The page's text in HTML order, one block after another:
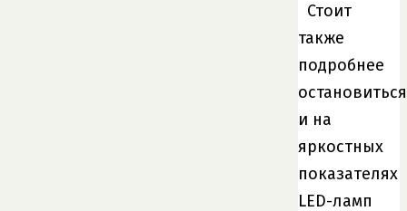
Стоит
также
подробнее
остановиться
и на
яркостных
показателях
LED-ламп